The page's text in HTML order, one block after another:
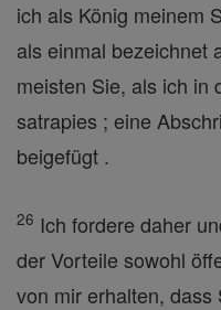
ich als König meinem
als einmal bezeichnet
meisten Sie, als ich in
satrapies ; eine
beigefügt .
26 Ich fordere daher
der Vorteile sowohl
von mir erhalten,